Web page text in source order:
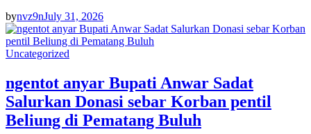
bynvz9nJuly 31, 2026
Uncategorized
ngentot anyar Bupati Anwar Sadat
Salurkan Donasi sebar Korban pentil
Beliung di Pematang Buluh